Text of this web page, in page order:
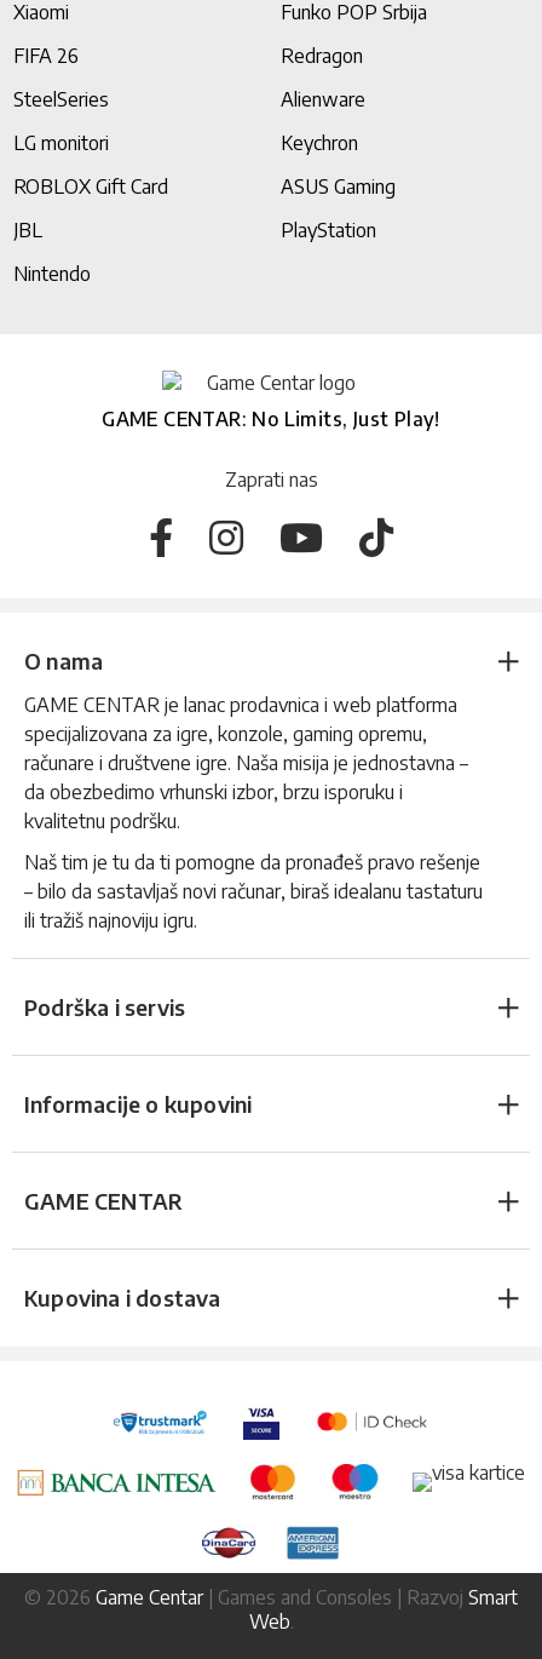
Xiaomi
Funko POP Srbija
FIFA 26
Redragon
SteelSeries
Alienware
LG monitori
Keychron
ROBLOX Gift Card
ASUS Gaming
JBL
PlayStation
Nintendo
GAME CENTAR: No Limits, Just Play!
Zaprati nas
O nama
GAME CENTAR je lanac prodavnica i web platforma
specijalizovana za igre, konzole, gaming opremu,
računare i društvene igre. Naša misija je jednostavna –
da obezbedimo vrhunski izbor, brzu isporuku i
kvalitetnu podršku.
Naš tim je tu da ti pomogne da pronađeš pravo rešenje
– bilo da sastavljaš novi računar, biraš idealanu tastaturu
ili tražiš najnoviju igru.
Podrška i servis
Informacije o kupovini
GAME CENTAR
Kupovina i dostava
© 2026 Game Centar| Games and Consoles | Razvoj Smart
Web.